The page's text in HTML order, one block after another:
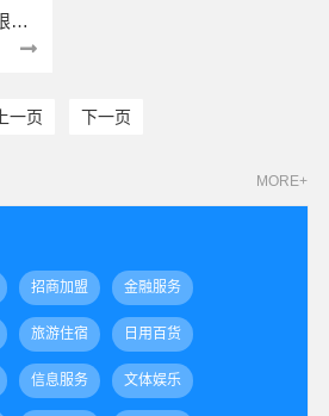
济宁恒康生物医药有限公司
上一页 下一页
MORE+
招商加盟 金融服务
旅游住宿 日用百货
信息服务 文体娱乐